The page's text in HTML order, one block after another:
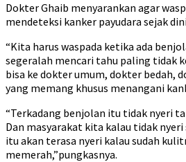
Dokter Ghaib menyarankan agar
mendeteksi kanker payudara sejak
“Kita harus waspada ketika ada
segeralah mencari tahu paling tidak
bisa ke dokter umum, dokter bedah,
yang memang khusus menangani
“Terkadang benjolan itu tidak nyeri
Dan masyarakat kita kalau tidak
itu akan terasa nyeri kalau sudah
memerah,”pungkasnya.